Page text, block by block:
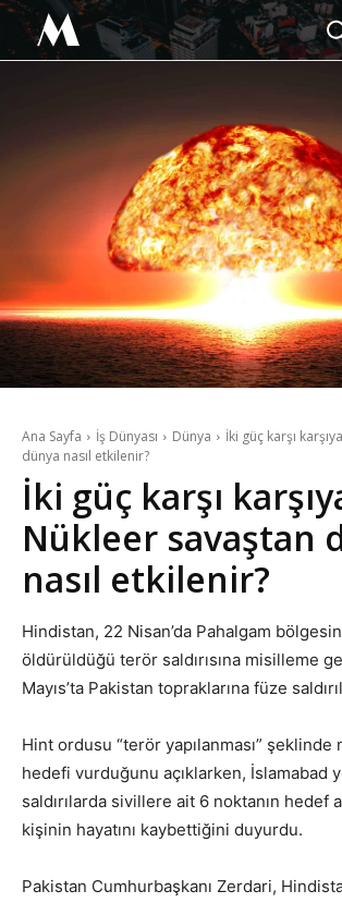
M
Ana Sayfa İş Dünyası Dünya
İki güç karşı
dünya nasıl etkilenir?
İki güç karşı
Nükleer savaştan
nasıl etkilenir?
Hindistan, 22 Nisan’da Pahalgam
öldürüldüğü terör saldırısına misilleme
Mayıs’ta Pakistan topraklarına füze
Hint ordusu “terör yapılanması”
hedefi vurduğunu açıklarken, İslamabad
saldırılarda sivillere ait 6 noktanın hedef
kişinin hayatını kaybettiğini duyurdu.
Pakistan Cumhurbaşkanı Zerdari,